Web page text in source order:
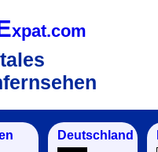
xpat.com
Deutschland